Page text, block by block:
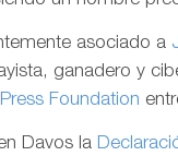
asociado a
ganadero y
Foundation
Davos la